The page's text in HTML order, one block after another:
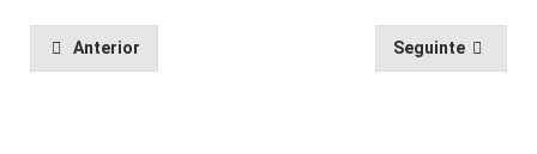
Anterior Seguinte